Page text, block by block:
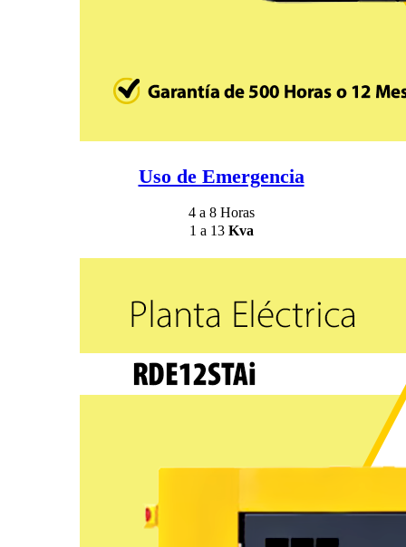
Uso de Emergencia
4 a 8 Horas
1 a 13 Kva